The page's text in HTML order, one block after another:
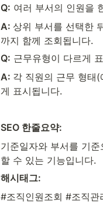
Q: 여러 부서의 인원을
A: 상위 부서를 선택한
까지 함께 조회됩니다.
Q: 근무유형이 다르게
A: 각 직원의 근무 형태
게 표시됩니다.
SEO 한줄요약:
기준일자와 부서를 기준
할 수 있는 기능입니다.
해시태그:
#조직인원조회 #조직